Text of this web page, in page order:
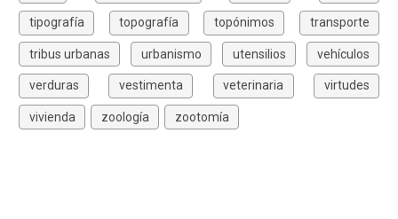
tipografía topografía topónimos transporte
tribus urbanas urbanismo utensilios vehículos
verduras vestimenta veterinaria virtudes
vivienda zoología zootomía